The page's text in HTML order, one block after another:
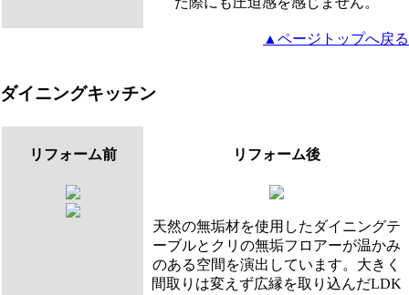
▲ページトップへ戻る
ダイニングキッチン
リフォーム前 リフォーム後
天然の無垢材を使用したダイニングテ
ーブルとクリの無垢フロアーが温かみ
のある空間を演出しています。大きく
間取りは変えず広縁を取り込んだLDK